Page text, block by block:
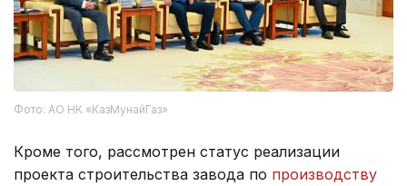
Фото: АО НК «КазМунайГаз»
Кроме того, рассмотрен статус реализации
проекта строительства завода по производству